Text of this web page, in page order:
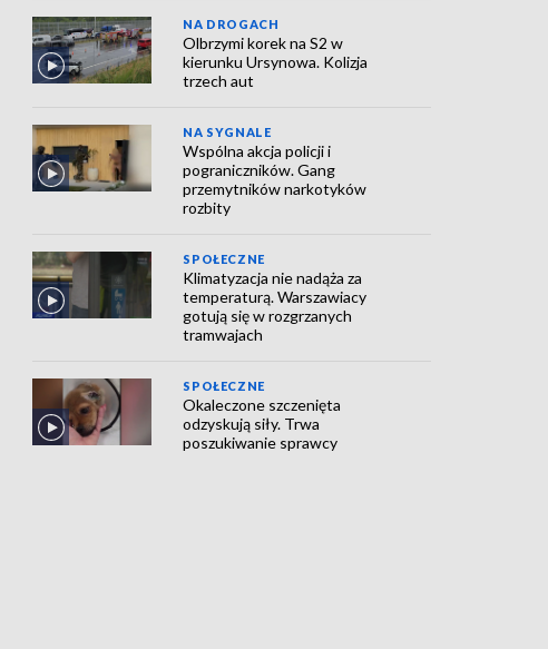
NA DROGACH
Olbrzymi korek na S2 w
kierunku Ursynowa. Kolizja
trzech aut
NA SYGNALE
Wspólna akcja policji i
pograniczników. Gang
przemytników narkotyków
rozbity
SPOŁECZNE
Klimatyzacja nie nadąża za
temperaturą. Warszawiacy
gotują się w rozgrzanych
tramwajach
SPOŁECZNE
Okaleczone szczenięta
odzyskują siły. Trwa
poszukiwanie sprawcy